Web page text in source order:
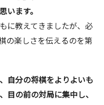
います。
に教えてきましたが、必
の楽しさを伝えるのを第
自分の将棋をよりよいも
目の前の対局に集中し、